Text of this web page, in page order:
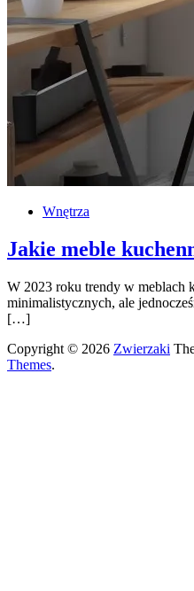
Wnętrza
Jakie meble
W 2023 roku trendy w meblach
minimalistycznych, ale
[…]
Copyright © 2026 Zwierzaki
Themes.